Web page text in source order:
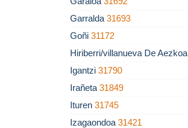
Garralda 31693
Goñi 31172
Hiriberri/villanueva De Aezkoa
Igantzi 31790
Irañeta 31849
Ituren 31745
Izagaondoa 31421